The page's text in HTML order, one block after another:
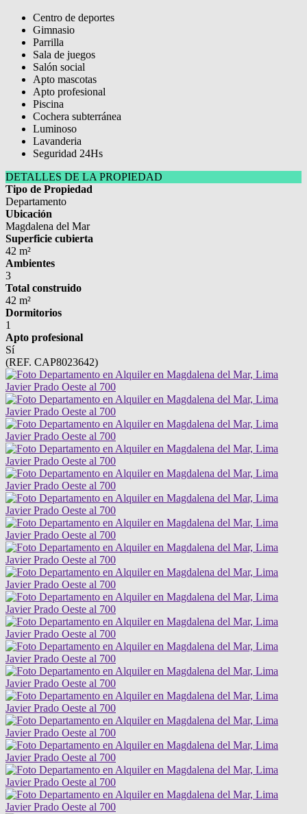
Centro de deportes
Gimnasio
Parrilla
Sala de juegos
Salón social
Apto mascotas
Apto profesional
Piscina
Cochera subterránea
Luminoso
Lavanderia
Seguridad 24Hs
DETALLES DE LA PROPIEDAD
Tipo de Propiedad
Departamento
Ubicación
Magdalena del Mar
Superficie cubierta
42 m²
Ambientes
3
Total construido
42 m²
Dormitorios
1
Apto profesional
Sí
(REF. CAP8023642)